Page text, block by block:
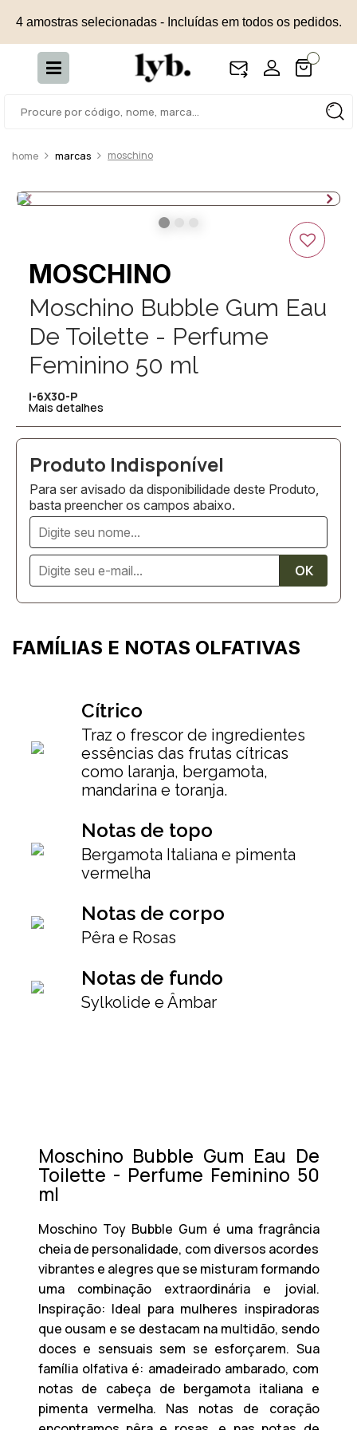
4 amostras selecionadas - Incluídas em todos os pedidos.
marcas moschino
MOSCHINO
Moschino Bubble Gum Eau
De Toilette - Perfume
Feminino 50 ml
i-6X30-P
Mais detalhes
Para ser avisado da disponibilidade deste Produto,
basta preencher os campos abaixo.
FAMÍLIAS E NOTAS OLFATIVAS
Cítrico
Traz o frescor de ingredientes
essências das frutas cítricas
como laranja, bergamota,
mandarina e toranja.
Notas de topo
Bergamota Italiana e pimenta
vermelha
Notas de corpo
Pêra e Rosas
Notas de fundo
Sylkolide e Âmbar
Moschino Bubble Gum Eau De
Toilette - Perfume Feminino 50
ml
Moschino Toy Bubble Gum é uma fragrância
cheia de personalidade, com diversos acordes
vibrantes e alegres que se misturam formando
uma combinação extraordinária e jovial.
Inspiração: Ideal para mulheres inspiradoras
que ousam e se destacam na multidão, sendo
doces e sensuais sem se esforçarem. Sua
família olfativa é: amadeirado ambarado, com
notas de cabeça de bergamota italiana e
pimenta vermelha. Nas notas de coração